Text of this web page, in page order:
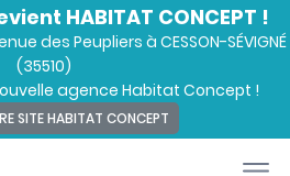
HABITAT CONCEPT !
des Peupliers à CESSON-SÉVIGNÉ
(35510)
agence Habitat Concept !
SITE HABITAT CONCEPT